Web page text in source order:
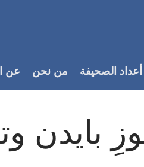
أعداد الصحيفة من نحن عن
بايدن